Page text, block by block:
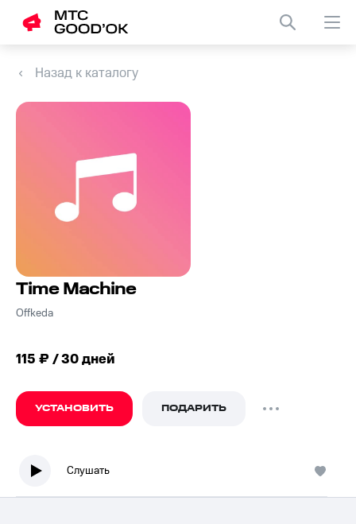
Назад к каталогу
Time Machine
Offkeda
115 ₽ / 30 дней
УСТАНОВИТЬ ПОДАРИТЬ
Слушать